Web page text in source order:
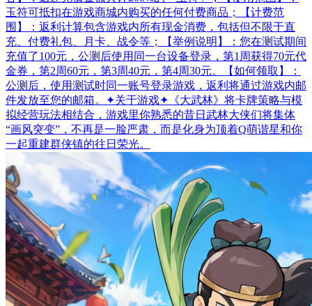
玉符可抵扣在游戏商城内购买的任何付费商品；【计费范
围】：返利计算包含游戏内所有现金消费，包括但不限于直
充、付费礼包、月卡、战令等；【举例说明】：您在测试期间
充值了100元，公测后使用同一台设备登录，第1周获得70元代
金券，第2周60元，第3周40元，第4周30元。【如何领取】：
公测后，使用测试时同一账号登录游戏，返利将通过游戏内邮
件发放至您的邮箱。✦关于游戏✦《大武林》将卡牌策略与模
拟经营玩法相结合，游戏里你熟悉的昔日武林大侠们将集体
“画风突变”，不再是一脸严肃，而是化身为顶着Q萌谐星和你
一起重建群侠镇的往日荣光。